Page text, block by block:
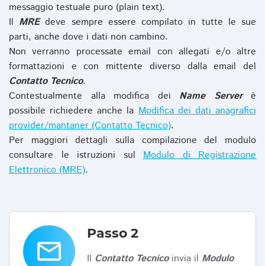
messaggio testuale puro (plain text).
Il MREdeve sempre essere compilato in tutte le sue
parti, anche dove i dati non cambino.
Non verranno processate email con allegati e/o altre
formattazioni e con mittente diverso dalla email del
Contatto Tecnico.
Contestualmente alla modifica dei Name Serverè
possibile richiedere anche laModifica dei dati anagrafici
provider/mantaner (Contatto Tecnico).
Per maggiori dettagli sulla compilazione del modulo
consultare le istruzioni sul Modulo di Registrazione
Elettronico (MRE).
email
Passo 2
Il Contatto Tecnicoinvia il Modulo